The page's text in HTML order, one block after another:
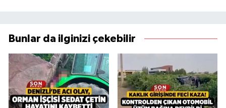
Bunlar da ilginizi çekebilir